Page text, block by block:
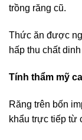
trồng răng cũ.
Thức ăn được
hấp thu chất
Tính thẩm mỹ
Răng trên bốn
khẩu trực tiếp từ